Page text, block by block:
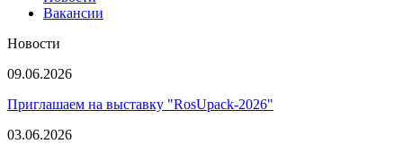
Вакансии
Новости
09.06.2026
Приглашаем на выставку "RosUpack-2026"
03.06.2026